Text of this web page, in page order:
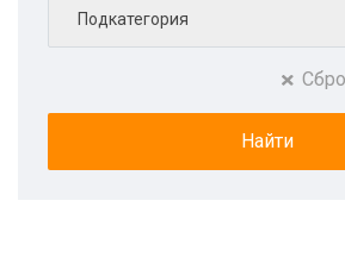
Подкатегория